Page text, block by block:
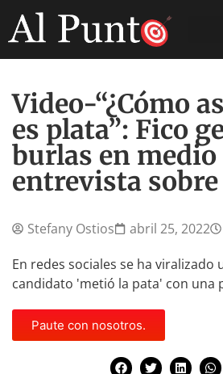
Video-“¿Cómo
es plata”: Fico
burlas en medio
entrevista
Stefany Ostios abril 25, 2022
En redes sociales se ha viralizado
candidato 'metió la pata' con una
Paute con nosotros.